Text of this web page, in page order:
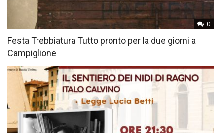
0
Festa Trebbiatura Tutto pronto per la due giorni a
Campiglione